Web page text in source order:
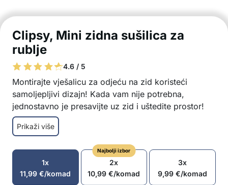
Clipsy, Mini zidna sušilica za
rublje
4.6 / 5
Montirajte vješalicu za odjeću na zid koristeći
samoljepljivi dizajn! Kada vam nije potrebna,
jednostavno je presavijte uz zid i uštedite prostor!
Odličan izbor za manje komade rublja poput
čarapa, gaćica, dječje odjeće, itd.
Jednostavno montiranje na zid s samoljepljivim
Kada vam nije potrebna, jednostavno je
presavijte uz zid kako biste uštedjeli prostor
Prikaži više
1x
11,99€/komad
Najbolji izbor
2x
10,99€/komad
3x
9,99€/komad